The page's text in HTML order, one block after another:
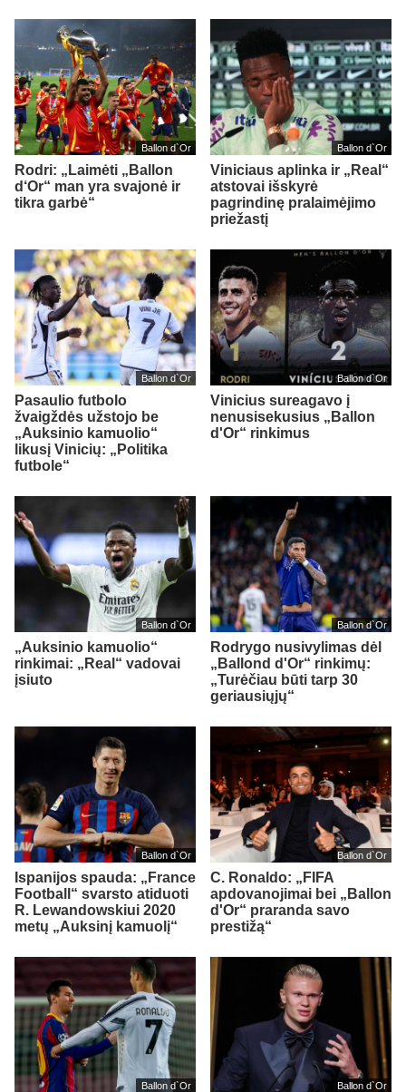
Ballon d`Or
Rodri: „Laimėti „Ballon
d‘Or“ man yra svajonė ir
tikra garbė“
Ballon d`Or
Viniciaus aplinka ir „Real“
atstovai išskyrė
pagrindinę pralaimėjimo
priežastį
Ballon d`Or
Pasaulio futbolo
žvaigždės užstojo be
„Auksinio kamuolio“
likusį Vinicių: „Politika
futbole“
Ballon d`Or
Vinicius sureagavo į
nenusisekusius „Ballon
d'Or“ rinkimus
Ballon d`Or
„Auksinio kamuolio“
rinkimai: „Real“ vadovai
įsiuto
Ballon d`Or
Rodrygo nusivylimas dėl
„Ballond d'Or“ rinkimų:
„Turėčiau būti tarp 30
geriausiųjų“
Ballon d`Or
Ispanijos spauda: „France
Football“ svarsto atiduoti
R. Lewandowskiui 2020
metų „Auksinį kamuolį“
Ballon d`Or
C. Ronaldo: „FIFA
apdovanojimai bei „Ballon
d'Or“ praranda savo
prestižą“
Ballon d`Or Ballon d`Or